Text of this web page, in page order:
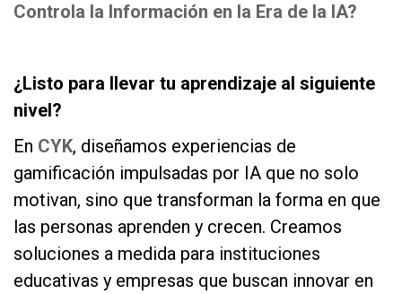
Controla la Información en la Era de la IA?
¿Listo para llevar tu aprendizaje al siguiente
nivel?
En CYK, diseñamos experiencias de
gamificación impulsadas por IA que no solo
motivan, sino que transforman la forma en que
las personas aprenden y crecen. Creamos
soluciones a medida para instituciones
educativas y empresas que buscan innovar en